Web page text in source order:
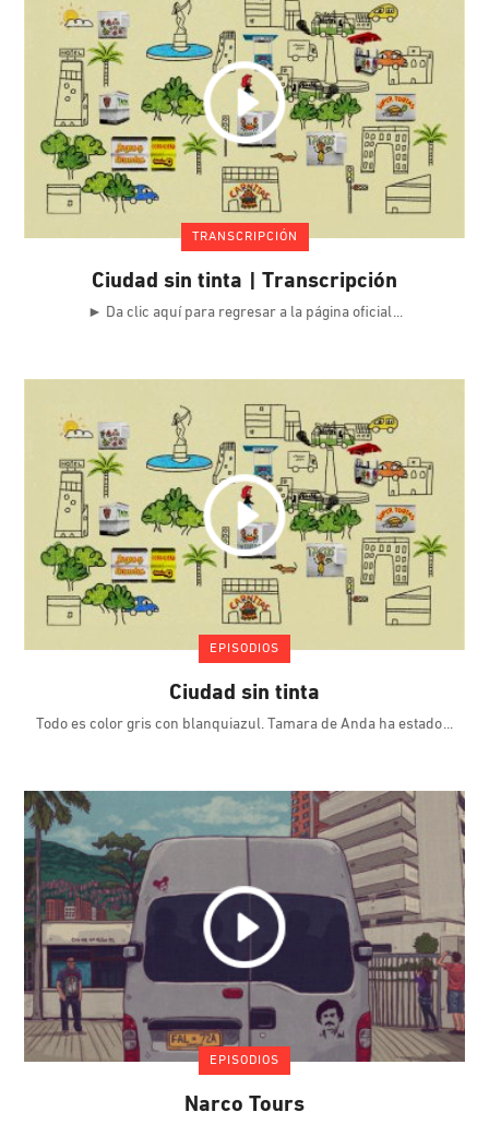
TRANSCRIPCIÓN
Ciudad sin tinta | Transcripción
► Da clic aquí para regresar a la página oficial
EPISODIOS
Ciudad sin tinta
Todo es color gris con blanquiazul. Tamara de Anda ha estado
EPISODIOS
Narco Tours